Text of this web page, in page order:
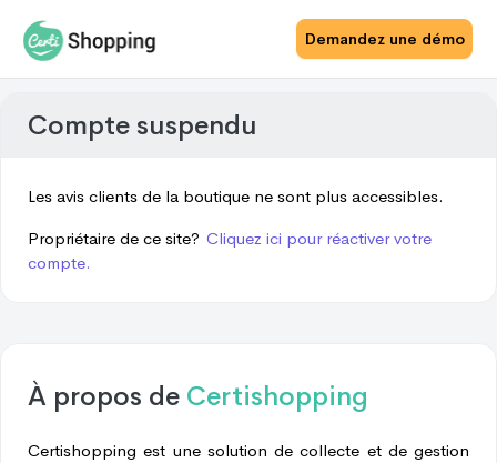
Demandez une démo
Compte suspendu
Les avis clients de la boutique ne sont plus accessibles.
Propriétaire de ce site? Cliquez ici pour réactiver votre
compte.
À propos de Certishopping
Certishopping est une solution de collecte et de gestion